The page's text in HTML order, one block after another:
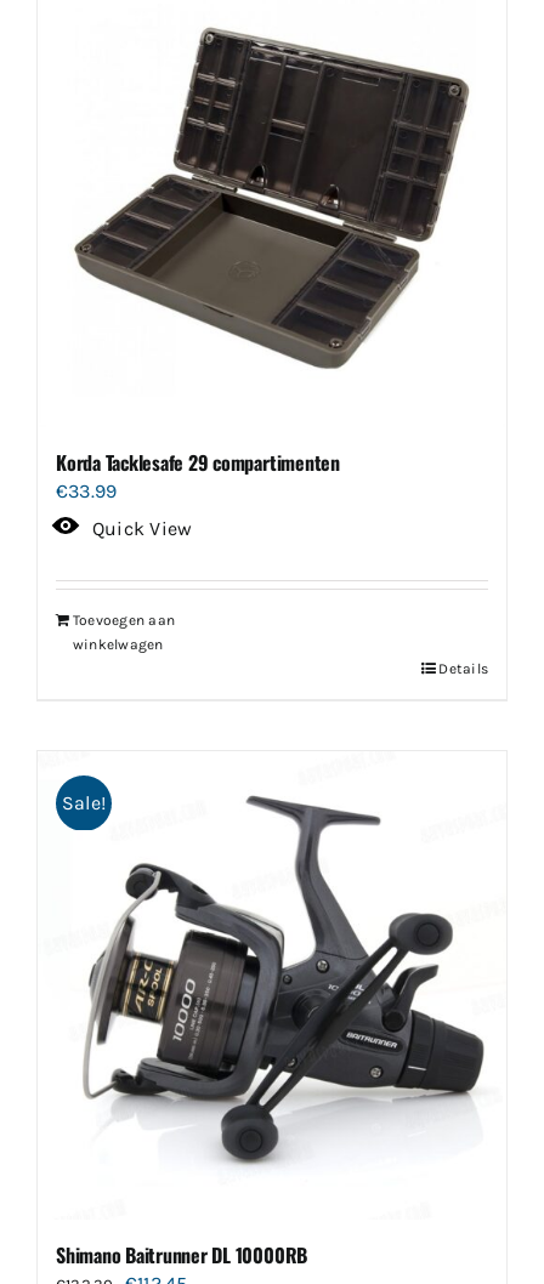
Korda Tacklesafe 29 compartimenten
€33.99
Quick View
Toevoegen aan
winkelwagen
Details
Sale!
Shimano Baitrunner DL 10000RB